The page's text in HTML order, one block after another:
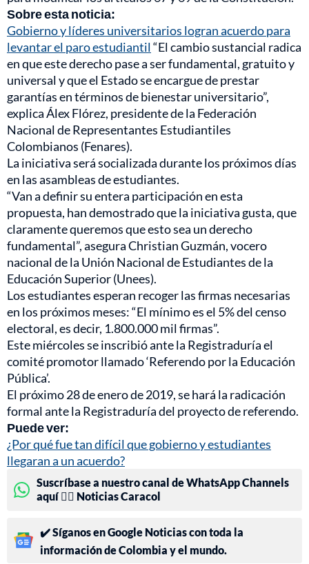
Sobre esta noticia:
Gobierno y líderes universitarios logran acuerdo para
levantar el paro estudiantil“El cambio sustancial radica
en que este derecho pase a ser fundamental, gratuito y
universal y que el Estado se encargue de prestar
garantías en términos de bienestar universitario”,
explica Álex Flórez, presidente de la Federación
Nacional de Representantes Estudiantiles
Colombianos (Fenares).
La iniciativa será socializada durante los próximos días
en las asambleas de estudiantes.
“Van a definir su entera participación en esta
propuesta, han demostrado que la iniciativa gusta, que
claramente queremos que esto sea un derecho
fundamental”, asegura Christian Guzmán, vocero
nacional de la Unión Nacional de Estudiantes de la
Educación Superior (Unees).
Los estudiantes esperan recoger las firmas necesarias
en los próximos meses: “El mínimo es el 5% del censo
electoral, es decir, 1.800.000 mil firmas”.
Este miércoles se inscribió ante la Registraduría el
comité promotor llamado ‘Referendo por la Educación
Pública’.
El próximo 28 de enero de 2019, se hará la radicación
formal ante la Registraduría del proyecto de referendo.
Puede ver:
¿Por qué fue tan difícil que gobierno y estudiantes
llegaran a un acuerdo?
Suscríbase a nuestro canal de WhatsApp Channels
aquí 👉🏻 Noticias Caracol
✔️ Síganos en Google Noticias con toda la
información de Colombia y el mundo.